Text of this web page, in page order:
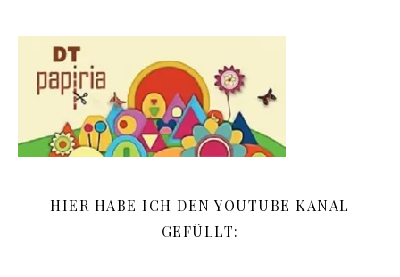
HIER HABE ICH DEN YOUTUBE KANAL
GEFÜLLT: